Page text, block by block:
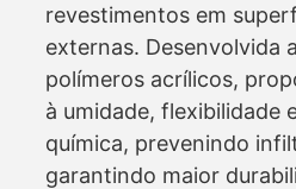
revestimentos em
externas. Desenvolvida
polímeros acrílicos,
à umidade, flexibilidade
química, prevenindo
garantindo maior